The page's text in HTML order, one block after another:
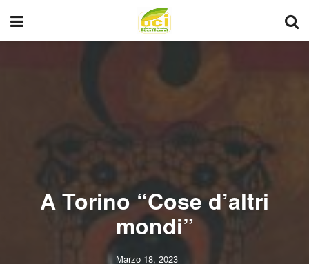
A Torino “Cose d’altri
mondi”
Marzo 18, 2023